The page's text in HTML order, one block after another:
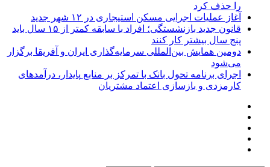
را حذف کرد
آغاز عملیات اجرایی مسکن استیجاری در ۱۲ شهر جدید
قانون جدید بازنشستگی؛ افراد با سابقه کمتر از ۱۵ سال باید
پنج سال بیشتر کار کنند
دومین همایش بین‌المللی سرمایه‌گذاری ایران و آفریقا برگزار
می‌شود
اجرای برنامه تحول بانک با تمرکز بر منابع پایدار، درآمدهای
کارمزدی و بازسازی اعتماد مشتریان